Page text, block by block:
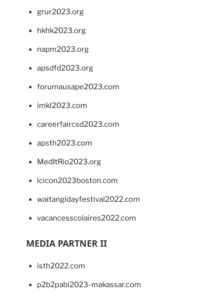
grur2023.org
hkhk2023.org
napm2023.org
apsdfd2023.org
forumausape2023.com
imkl2023.com
careerfaircsd2023.com
apsth2023.com
MedItRio2023.org
lcicon2023boston.com
waitangidayfestival2022.com
vacancesscolaires2022.com
MEDIA PARTNER II
isth2022.com
p2b2pabi2023-makassar.com